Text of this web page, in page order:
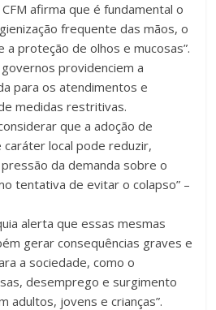
afirma que é fundamental o
frequente das mãos, o
a proteção de olhos e mucosas”.
providenciem a
para os atendimentos e
medidas restritivas.
que a adoção de
local pode reduzir,
da demanda sobre o
tentativa de evitar o colapso” –
alerta que essas mesmas
gerar consequências graves e
a sociedade, como o
desemprego e surgimento
adultos, jovens e crianças”.